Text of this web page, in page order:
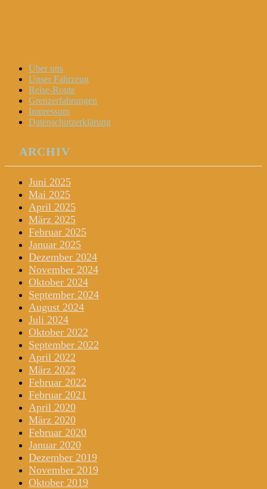
Menu
Widgets
Search
Skip
content
Über uns
Unser Fahrzeug
Reise-Route
Grenzerfahrungen
Impressum
Datenschutzerklärung
ARCHIV
Juni 2025
Mai 2025
April 2025
März 2025
Februar 2025
Januar 2025
Dezember 2024
November 2024
Oktober 2024
September 2024
August 2024
Juli 2024
Oktober 2022
September 2022
April 2022
März 2022
Februar 2022
Februar 2021
April 2020
März 2020
Februar 2020
Januar 2020
Dezember 2019
November 2019
Oktober 2019